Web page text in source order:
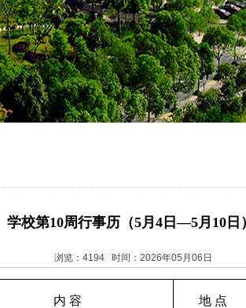
学校第10周行事历（5月4日—5月10日）
浏览：4194 时间：2026年05月06日
内 容 地 点